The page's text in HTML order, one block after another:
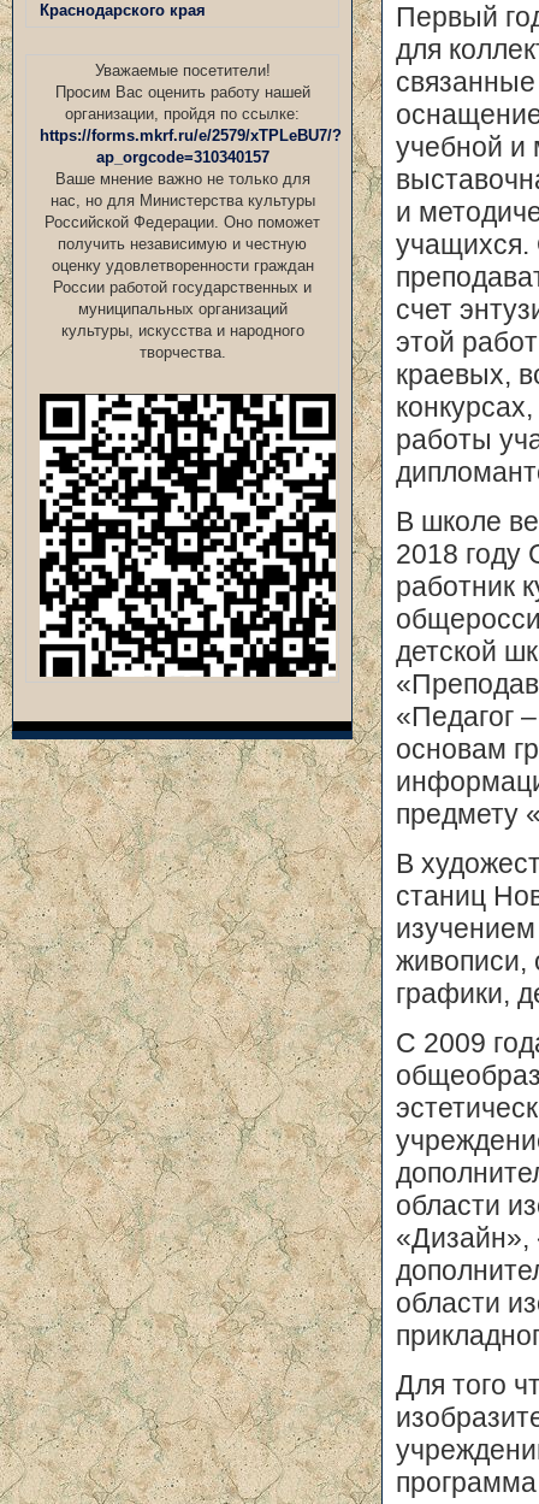
Краснодарского края
Уважаемые посетители!
Просим Вас оценить работу нашей
организации, пройдя по ссылке:
https://forms.mkrf.ru/e/2579/xTPLeBU7/?
ap_orgcode=310340157
Ваше мнение важно не только для
нас, но для Министерства культуры
Российской Федерации. Оно поможет
получить независимую и честную
оценку удовлетворенности граждан
России работой государственных и
муниципальных организаций
культуры, искусства и народного
творчества.
Первый
для
учебной и
и
учащихся.
счет
этой
краевых,
работы
В школе
2018 году
работник
детской
«Педагог
основам
предмету
В
станиц
живописи,
графики,
С 2009
области
«Дизайн»,
области
Для того
программа